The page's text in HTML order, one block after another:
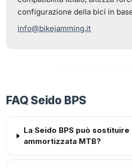
configurazione della bici in
info@bikejamming.it
FAQ Seido BPS
La Seido BPS può
ammortizzata MTB?